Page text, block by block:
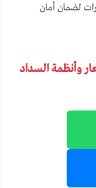
لضمان أمان
وأنظمة السداد